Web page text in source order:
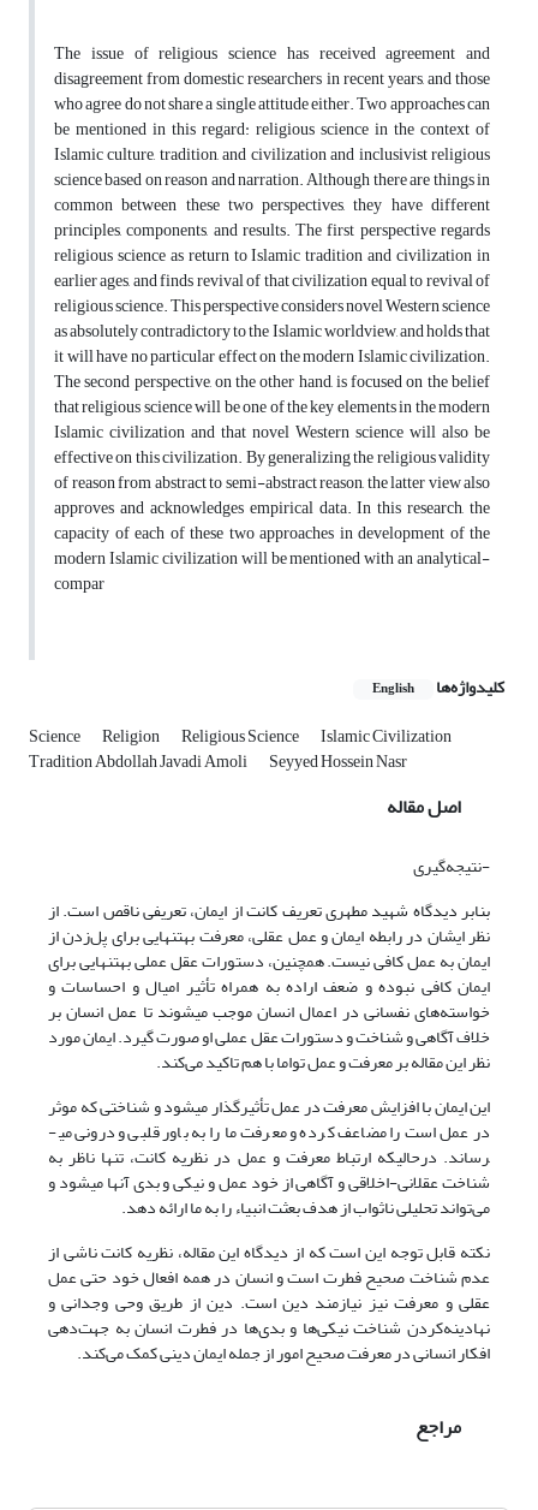
The issue of religious science has received agreement and
disagreement from domestic researchers in recent years, and those
who agree do not share a single attitude either. Two approaches can
be mentioned in this regard: religious science in the context of
Islamic culture, tradition, and civilization and inclusivist religious
science based on reason and narration. Although there are things in
common between these two perspectives, they have different
principles, components, and results. The first perspective regards
religious science as return to Islamic tradition and civilization in
earlier ages, and finds revival of that civilization equal to revival of
religious science. This perspective considers novel Western science
as absolutely contradictory to the Islamic worldview, and holds that
it will have no particular effect on the modern Islamic civilization.
The second perspective, on the other hand, is focused on the belief
that religious science will be one of the key elements in the modern
Islamic civilization and that novel Western science will also be
effective on this civilization. By generalizing the religious validity
of reason from abstract to semi-abstract reason, the latter view also
approves and acknowledges empirical data. In this research, the
capacity of each of these two approaches in development of the
modern Islamic civilization will be mentioned with an analytical-
compar
کلیدواژه‌ها English
Science Religion Religious Science Islamic Civilization
Tradition Abdollah Javadi Amoli Seyyed Hossein Nasr
اصل مقاله
-نتیجه‌گیری
بنابر دیدگاه شهید مطهری تعریف کانت از ایمان، تعریفی ناقص است. از
نظر ایشان در رابطه ایمان و عمل عقلی، معرفت به­تنهایی برای پل‌زدن از
ایمان به عمل کافی نیست. هم­چنین، دستورات عقل عملی به­تنهایی برای
ایمان کافی نبوده و ضعف اراده به همراه تأثیر امیال و احساسات و
خواسته‌های نفسانی در اعمال انسان موجب می­شوند تا عمل انسان بر
خلاف آگاهی و شناخت و دستورات عقل عملی او صورت گیرد. ایمان مورد
نظر این مقاله بر معرفت و عمل تواما با هم تاکید می‌کند.
این ایمان با افزایش معرفت در عمل تأثیرگذار می­شود و شناختی که موثر
در عمل است را مضاعف کرده و معرفت ما را به باور قلبی و درونی می­
رساند. درحالیکه ارتباط معرفت و عمل در نظریه­ کانت، تنها ناظر به
شناخت عقلانی-اخلاقی و آگاهی از خود عمل و نیکی و بدی آنها می­شود و
می‌تواند تحلیلی ناثواب از هدف بعثت انبیاء را به ما ارائه دهد.
نکته قابل توجه این است که از دیدگاه این مقاله، نظریه کانت ناشی از
عدم شناخت صحیح فطرت است و انسان در همه افعال خود حتی عمل
عقلی و معرفت نیز نیازمند دین است. دین از طریق وحی وجدانی و
نهادینه‌کردن شناخت نیکی‌ها و بدی‌ها در فطرت انسان به جهت‌دهی
افکار انسانی در معرفت صحیح امور از جمله ایمان دینی کمک می‌کند.
مراجع